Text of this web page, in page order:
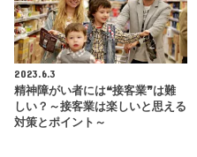
2023.6.3
精神障がい者には❝接客業❞は難
しい？～接客業は楽しいと思える
対策とポイント～